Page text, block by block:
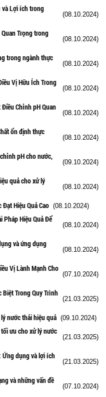
và Lợi ích trong
(08.10.2024)
Trọng trong
(08.10.2024)
trong ngành thực
(08.10.2024)
Vị Hữu Ích Trong
(08.10.2024)
Điều Chỉnh pH Quan
(08.10.2024)
ổn định thực
(08.10.2024)
pH cho nước,
(09.10.2024)
quả cho xử lý
(08.10.2024)
Hiệu Quả Cao (08.10.2024)
Pháp Hiệu Quả Để
(08.10.2024)
và ứng dụng
(08.10.2024)
Vị Lành Mạnh Cho
(07.10.2024)
Biệt Trong Quy Trình
(21.03.2025)
nước thải hiệu quả (09.10.2024)
ưu cho xử lý nước
(21.03.2025)
Ứng dụng và lợi ích
(21.03.2025)
và những vấn đề
(07.10.2024)